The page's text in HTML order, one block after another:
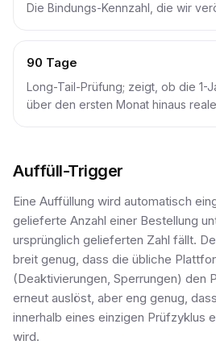
Die Bindungs-Kennzahl, die wir
90 Tage
Long-Tail-Prüfung; zeigt, ob die 1-
über den ersten Monat hinaus
Auffüll-Trigger
Eine Auffüllung wird automatisch
gelieferte Anzahl einer Bestellung
ursprünglich gelieferten Zahl fällt.
breit genug, dass die übliche
(Deaktivierungen, Sperrungen) den
erneut auslöst, aber eng genug,
innerhalb eines einzigen Prüfzyklus
wird.